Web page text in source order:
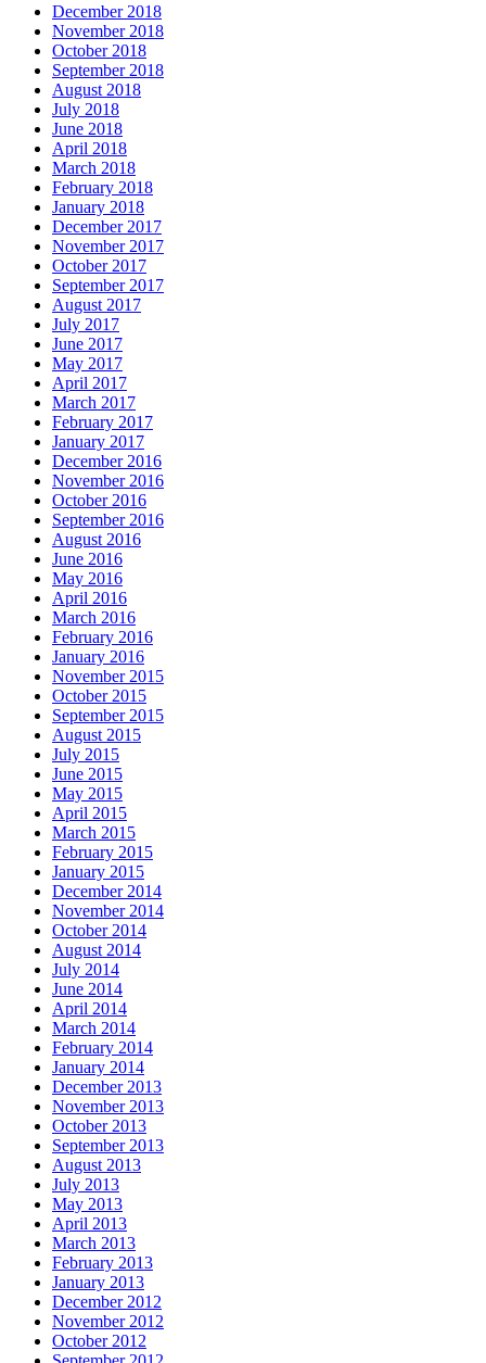
December 2018
November 2018
October 2018
September 2018
August 2018
July 2018
June 2018
April 2018
March 2018
February 2018
January 2018
December 2017
November 2017
October 2017
September 2017
August 2017
July 2017
June 2017
May 2017
April 2017
March 2017
February 2017
January 2017
December 2016
November 2016
October 2016
September 2016
August 2016
June 2016
May 2016
April 2016
March 2016
February 2016
January 2016
November 2015
October 2015
September 2015
August 2015
July 2015
June 2015
May 2015
April 2015
March 2015
February 2015
January 2015
December 2014
November 2014
October 2014
August 2014
July 2014
June 2014
April 2014
March 2014
February 2014
January 2014
December 2013
November 2013
October 2013
September 2013
August 2013
July 2013
May 2013
April 2013
March 2013
February 2013
January 2013
December 2012
November 2012
October 2012